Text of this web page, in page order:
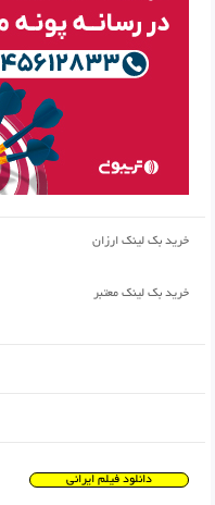
خرید بک لینک ارزان
خرید بک لینک معتبر
دانلود فیلم ایرانی